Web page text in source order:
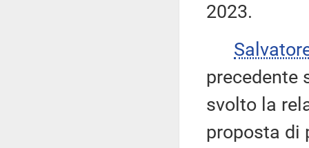
2023.
precedente
svolto la
proposta di